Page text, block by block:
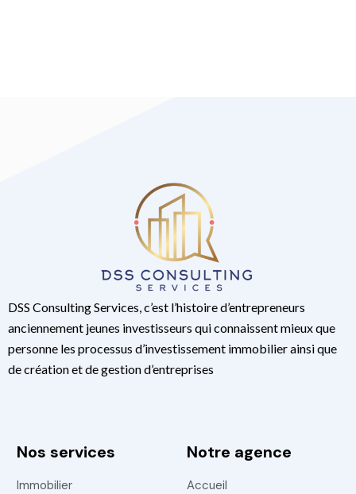
DSS Consulting Services, c’est l’histoire d’entrepreneurs
anciennement jeunes investisseurs qui connaissent mieux que
personne les processus d’investissement immobilier ainsi que
de création et de gestion d’entreprises
Nos services
Immobilier
Notre agence
Accueil